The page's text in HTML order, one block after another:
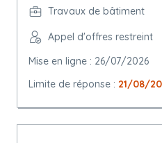
Travaux de bâtiment
Appel d'offres restreint
Mise en ligne : 26/07/2026
Limite de réponse : 21/08/